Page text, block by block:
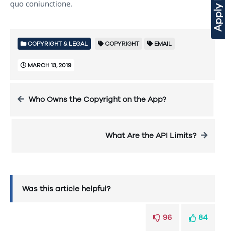
quo coniunctione.
COPYRIGHT & LEGAL COPYRIGHT EMAIL
MARCH 13, 2019
Who Owns the Copyright on the App?
What Are the API Limits?
Was this article helpful?
84
96